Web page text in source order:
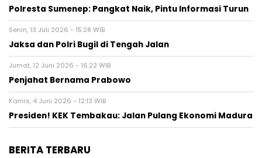
Polresta Sumenep: Pangkat Naik, Pintu Informasi Turun
Senin, 13 Juli 2026 - 15:28 WIB
Jaksa dan Polri Bugil di Tengah Jalan
Jumat, 12 Juni 2026 - 16:22 WIB
Penjahat Bernama Prabowo
Kamis, 4 Juni 2026 - 12:13 WIB
Presiden! KEK Tembakau: Jalan Pulang Ekonomi Madura
BERITA TERBARU